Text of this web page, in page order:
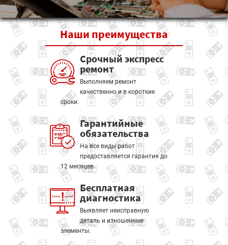
Наши преимущества
Срочный экспресс
ремонт
Выполняем ремонт
качественно и в короткие
сроки.
Гарантийные
обязательства
На все виды работ
предоставляется гарантия до
12 месяцев.
Бесплатная
диагностика
Выявляет неисправную
деталь и изношенные
элементы.